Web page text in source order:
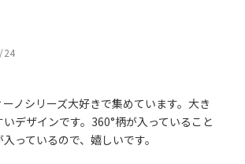
ノシリーズ大好きで集めています。大き
デザインです。360°柄が入っていること
っているので、嬉しいです。